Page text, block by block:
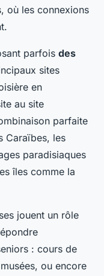
où les connexions
parfois des
sites
en
au site
parfaite
Caraïbes, les
paradisiaques
îles comme la
jouent un rôle
: cours de
ou encore